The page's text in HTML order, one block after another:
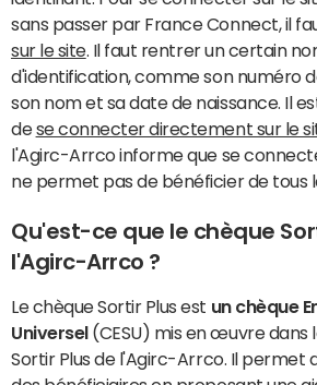
sans passer par France Connect, il
sur le site. Il faut rentrer un certain
d'identification, comme son numéro
son nom et sa date de naissance. Il
dese connecter directement sur le
l'Agirc-Arrco informe que se
ne permet pas de bénéficier de tous
Qu'est-ce que le chèque
l'Agirc-Arrco ?
Le chèque Sortir Plus est un chèque
Universel (CESU) mis en œuvre dans
Sortir Plus de l'Agirc-Arrco. Il permet